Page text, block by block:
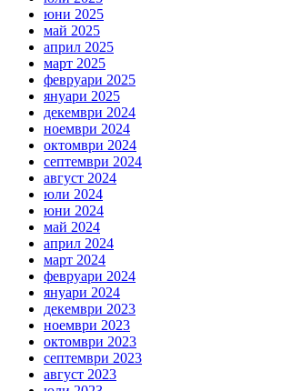
юни 2025
май 2025
април 2025
март 2025
февруари 2025
януари 2025
декември 2024
ноември 2024
октомври 2024
септември 2024
август 2024
юли 2024
юни 2024
май 2024
април 2024
март 2024
февруари 2024
януари 2024
декември 2023
ноември 2023
октомври 2023
септември 2023
август 2023